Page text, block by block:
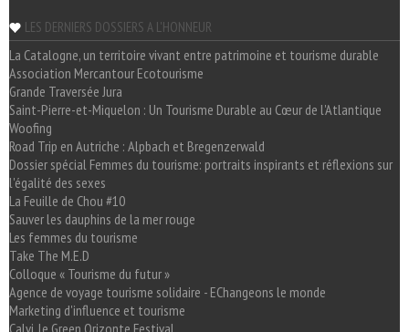
LES DERNIERS DOSSIERS A L'HONNEUR
La Catalogne, un territoire vivant entre patrimoine et tourisme durable
Association Mercantour Ecotourisme
Grande Traversée Jura
Saint-Pierre-et-Miquelon : Un Tourisme Durable au Cœur de l'Atlantique
Woofing
Road Trip en Autriche : Alpbach et Bregenzerwald
Dossier spécial Femmes du tourisme: portraits inspirants et réflexions sur
l'égalité des sexes
La Feuille de Chou #10
Sauver les dauphins de la mer rouge
Les femmes du tourisme
Take The M.E.D
Colloque « Tourisme du futur »
Agence de voyage tourisme solidaire - EChangeons le monde
Marketing d'influence et tourisme
Calvi, le Green Orizonte Festival